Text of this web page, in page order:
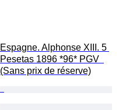
Espagne. Alphonse XIII. 5
Pesetas 1896 *96* PGV
(Sans prix de réserve)